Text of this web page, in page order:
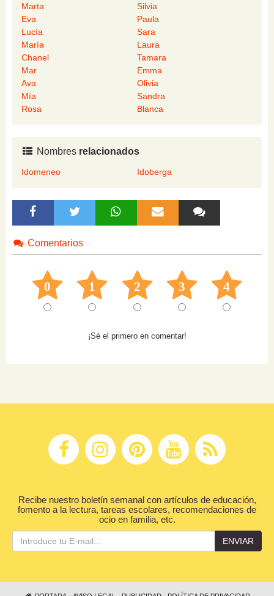
Marta
Silvia
Eva
Paula
Lucía
Sara
María
Laura
Chanel
Tamara
Mar
Emma
Ava
Olivia
Mía
Sandra
Rosa
Blanca
Nombres relacionados
Idomeneo Idoberga
Comentarios
0 1 2 3 4
¡Sé el primero en comentar!
Recibe nuestro boletín semanal con artículos de educación,
fomento a la lectura, tareas escolares, recomendaciones de
ocio en familia, etc.
ENVIAR